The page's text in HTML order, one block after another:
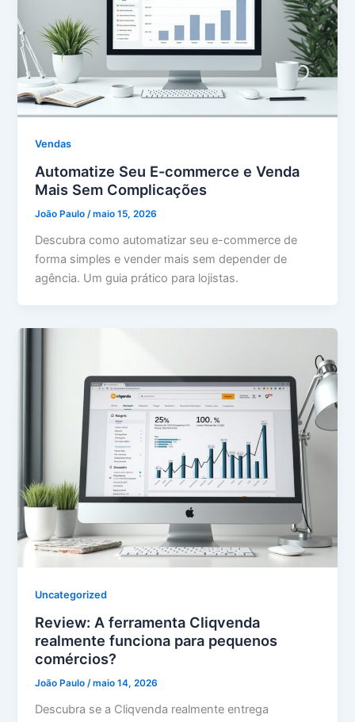
Vendas
Automatize Seu E-commerce e Venda
Mais Sem Complicações
João Paulo/maio 15, 2026
Descubra como automatizar seu e-commerce de
forma simples e vender mais sem depender de
agência. Um guia prático para lojistas.
Uncategorized
Review: A ferramenta Cliqvenda
realmente funciona para pequenos
comércios?
João Paulo /maio 14, 2026
Descubra se a Cliqvenda realmente entrega